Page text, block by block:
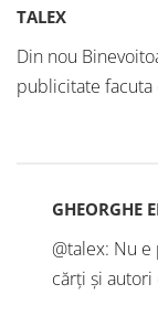
TALEX
Din nou
publicitate
GHEORGHE
@talex: Nu
cărți și